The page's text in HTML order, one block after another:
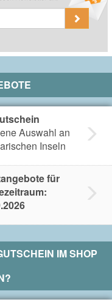
Auswahl an
Inseln
für
IM SHOP